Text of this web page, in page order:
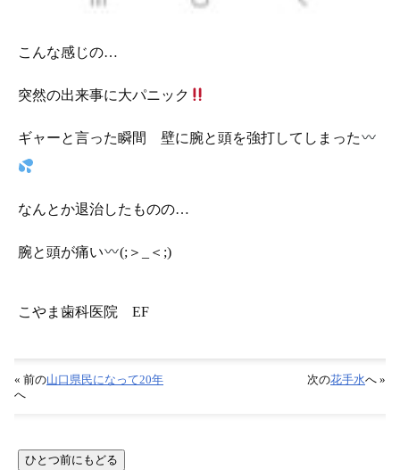
こんな感じの…
突然の出来事に大パニック
ギャーと言った瞬間 壁に腕と頭を強打してしまった
なんとか退治したものの…
腕と頭が痛い (;＞_＜;)
こやま歯科医院 EF
« 前の山口県民になって20年
へ
次の花手水へ »